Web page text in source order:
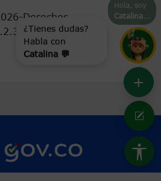
+
Hola, soy
Catalina...
¿Tienes dudas?
Habla con
Catalina 💬
Derechos
Marca Colombia
Logo Gobierno